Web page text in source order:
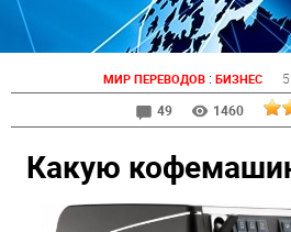
МИР ПЕРЕВОДОВ : БИЗНЕС
49
1460
Какую